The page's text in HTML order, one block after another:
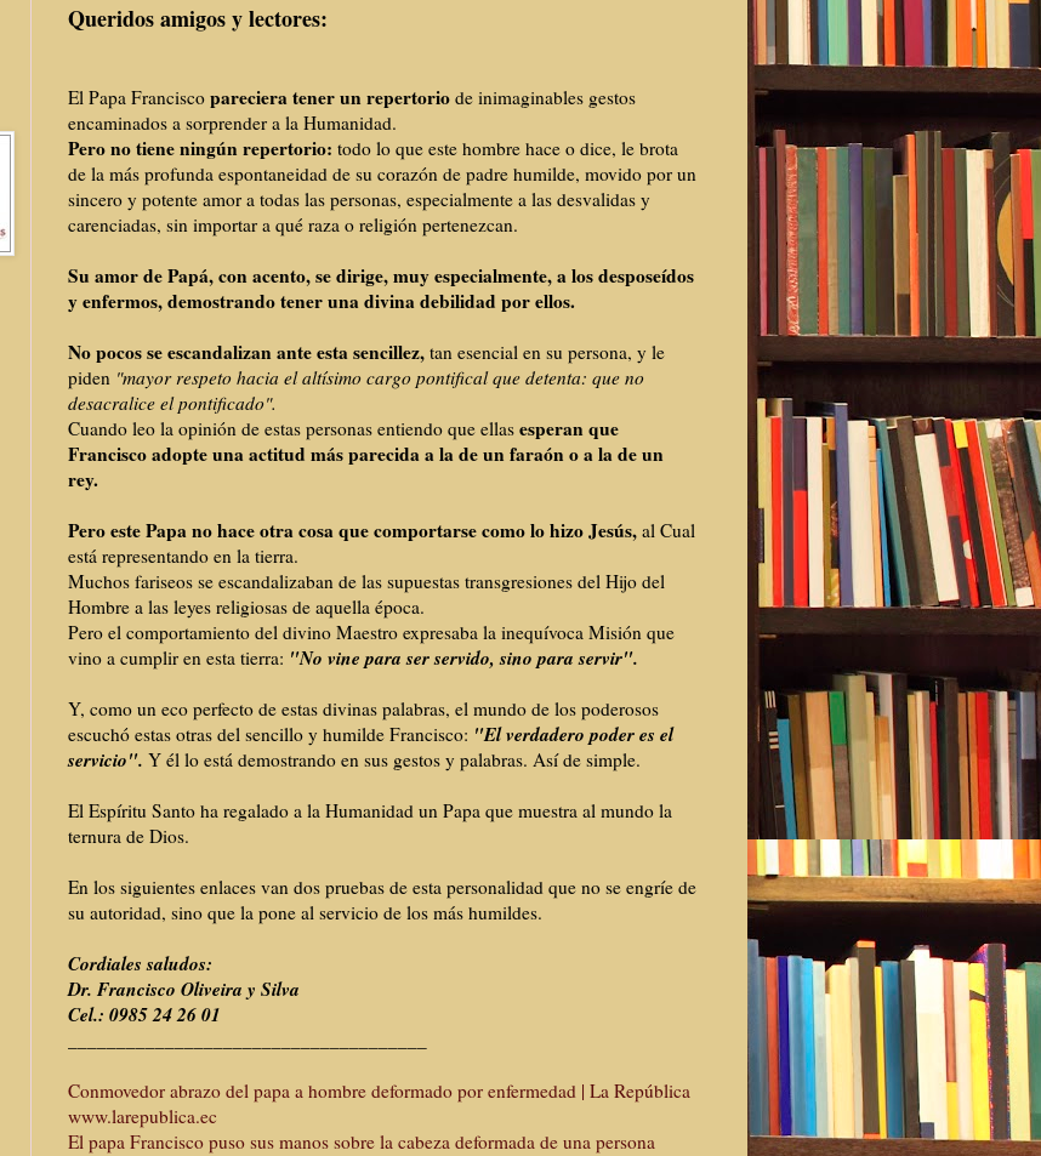
Queridos amigos y lectores:
El Papa Francisco pareciera tener un repertorio de inimaginables gestos
encaminados a sorprender a la Humanidad.
Pero no tiene ningún repertorio: todo lo que este hombre hace o dice, le brota
de la más profunda espontaneidad de su corazón de padre humilde, movido por un
sincero y potente amor a todas las personas, especialmente a las desvalidas y
carenciadas, sin importar a qué raza o religión pertenezcan.
Su amor de Papá, con acento, se dirige, muy especialmente, a los desposeídos
y enfermos, demostrando tener una divina debilidad por ellos.
No pocos se escandalizan ante esta sencillez, tan esencial en su persona, y le
piden "mayor respeto hacia el altísimo cargo pontifical que detenta: que no
desacralice el pontificado".
Cuando leo la opinión de estas personas entiendo que ellas esperan que
Francisco adopte una actitud más parecida a la de un faraón o a la de un
rey.
Pero este Papa no hace otra cosa que comportarse como lo hizo Jesús, al Cual
está representando en la tierra.
Muchos fariseos se escandalizaban de las supuestas transgresiones del Hijo del
Hombre a las leyes religiosas de aquella época.
Pero el comportamiento del divino Maestro expresaba la inequívoca Misión que
vino a cumplir en esta tierra: "No vine para ser servido, sino para servir".
Y, como un eco perfecto de estas divinas palabras, el mundo de los poderosos
escuchó estas otras del sencillo y humilde Francisco: "El verdadero poder es el
servicio". Y él lo está demostrando en sus gestos y palabras. Así de simple.
El Espíritu Santo ha regalado a la Humanidad un Papa que muestra al mundo la
ternura de Dios.
En los siguientes enlaces van dos pruebas de esta personalidad que no se engríe de
su autoridad, sino que la pone al servicio de los más humildes.
Cordiales saludos:
Dr. Francisco Oliveira y Silva
Cel.: 0985 24 26 01
Conmovedor abrazo del papa a hombre deformado por enfermedad | La República
www.larepublica.ec
El papa Francisco puso sus manos sobre la cabeza deformada de una persona